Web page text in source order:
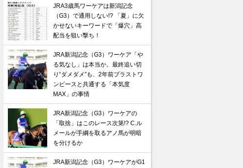
JRA3歳馬ワーケアは新潟記念
（G3）で通用しない!? 「夏」に欠
かせないキーワードで「爆穴」高
配当を狙い撃ち！
JRA新潟記念（G3）ワーケア「や
る気なし」は本当か。最終追い切
り“ダメダメ”も、2年前ブラストワ
ンピースと共通する「本気度
MAX」の事情
JRA新潟記念（G3）ワーケアの
「取捨」はこのレース次第!? C.ル
メールが手綱を取るアノ馬が明暗
を分けるか
JRA新潟記念（G3）ワーケアがG1